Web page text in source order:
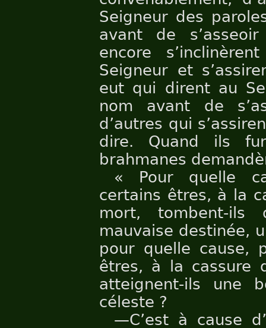
Seigneur des
avant de s’asseoir
encore
Seigneur et
eut qui dirent au
nom avant de
d’autres qui
dire. Quand ils
brahmanes
« Pour quelle
certains êtres, à la
mort, tombent-ils
mauvaise destinée,
pour quelle cause,
êtres, à la cassure
atteignent-ils une
céleste ?
—C’est à cause